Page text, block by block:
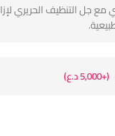
مع جل التنظيف الحريري
(+5,000 د.ع)